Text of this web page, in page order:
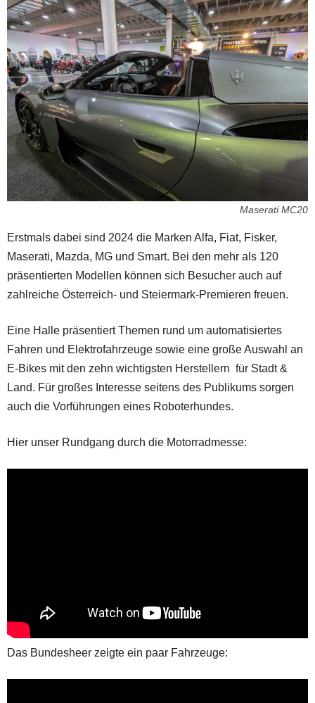
Maserati MC20
Erstmals dabei sind 2024 die Marken Alfa, Fiat, Fisker,
Maserati, Mazda, MG und Smart. Bei den mehr als 120
präsentierten Modellen können sich Besucher auch auf
zahlreiche Österreich- und Steiermark-Premieren freuen.
Eine Halle präsentiert Themen rund um automatisiertes
Fahren und Elektrofahrzeuge sowie eine große Auswahl an
E-Bikes mit den zehn wichtigsten Herstellern für Stadt &
Land. Für großes Interesse seitens des Publikums sorgen
auch die Vorführungen eines Roboterhundes.
Hier unser Rundgang durch die Motorradmesse:
Das Bundesheer zeigte ein paar Fahrzeuge: